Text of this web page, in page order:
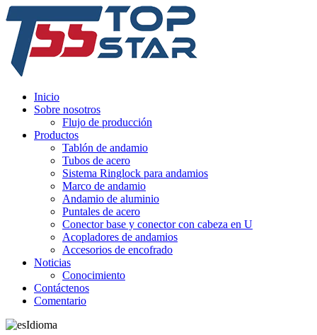
Inicio
Sobre nosotros
Flujo de producción
Productos
Tablón de andamio
Tubos de acero
Sistema Ringlock para andamios
Marco de andamio
Andamio de aluminio
Puntales de acero
Conector base y conector con cabeza en U
Acopladores de andamios
Accesorios de encofrado
Noticias
Conocimiento
Contáctenos
Comentario
Idioma